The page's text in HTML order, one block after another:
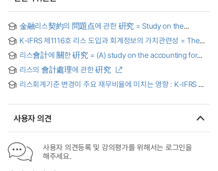
金融리스契約의 問題点에 관한 硏究 = Study on the
K-IFRS 제1116호 리스 도입과 회계정보의 가치관련성 = The
Value Relationship between the Introduction of Lease K-
IFRS 1116 and Accounting Information
리스會計에 關한 硏究 = (A) study on the accounting for
리스의 會計處理에 관한 硏究
리스회계기준 변경이 주요 재무비율에 미치는 영향 : K-IFRS 제
사용자 의견
사용자 의견등록 및 강의평가를 위해서는 로그인을
해주세요.